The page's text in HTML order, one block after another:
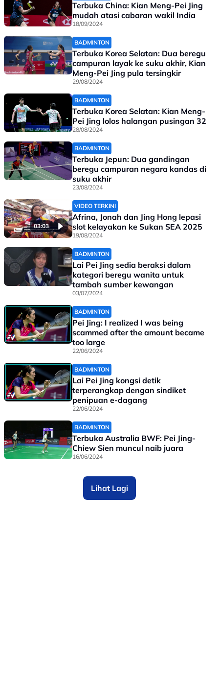
Terbuka China: Kian Meng-Pei Jing
mudah atasi cabaran wakil India
18/09/2024
BADMINTON
Terbuka Korea Selatan: Dua beregu
campuran layak ke suku akhir, Kian
Meng-Pei Jing pula tersingkir
29/08/2024
BADMINTON
Terbuka Korea Selatan: Kian Meng-
Pei Jing lolos halangan pusingan 32
28/08/2024
BADMINTON
Terbuka Jepun: Dua gandingan
beregu campuran negara kandas di
suku akhir
23/08/2024
03:03
VIDEO TERKINI
Afrina, Jonah dan Jing Hong lepasi
slot kelayakan ke Sukan SEA 2025
19/08/2024
BADMINTON
Lai Pei Jing sedia beraksi dalam
kategori beregu wanita untuk
tambah sumber kewangan
03/07/2024
BADMINTON
Pei Jing: I realized I was being
scammed after the amount became
too large
22/06/2024
BADMINTON
Lai Pei Jing kongsi detik
terperangkap dengan sindiket
penipuan e-dagang
22/06/2024
BADMINTON
Terbuka Australia BWF: Pei Jing-
Chiew Sien muncul naib juara
16/06/2024
Lihat Lagi